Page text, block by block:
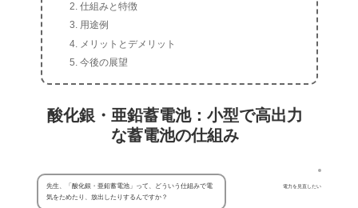
仕組みと特徴
用途例
メリットとデメリット
今後の展望
酸化銀・亜鉛蓄電池：小型で高出力
な蓄電池の仕組み
電力を見直したい
先生、「酸化銀・亜鉛蓄電池」って、どういう仕組みで電
気をためたり、放出したりするんですか？